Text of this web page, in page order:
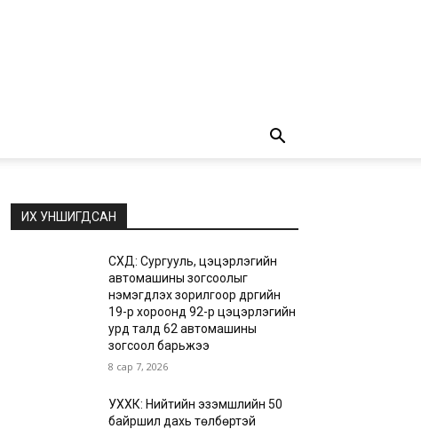
ИХ УНШИГДСАН
СХД: Сургууль, цэцэрлэгийн
автомашины зогсоолыг
нэмэгдүүлэх зорилгоор дүүргийн
19-р хороонд 92-р цэцэрлэгийн
урд талд 62 автомашины
зогсоол барьжээ
8 сар 7, 2026
УХХК: Нийтийн эзэмшлийн 50
байршил дахь төлбөртэй